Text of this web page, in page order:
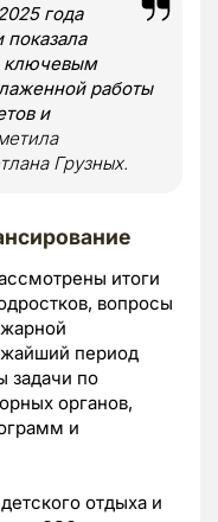
года
ключевым
работы
и
Грузных.
итоги
вопросы
период
задачи по
органов,
и
отдыха и